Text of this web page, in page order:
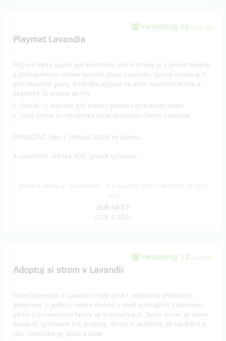
remaining 16 from 20
Playmat Lavandia
Měj své karty budov pod kontrolou. Horní strana je z jemné tkaniny
s plnobarevným tiskem herního plánu Lavandie, spodní strana je z
protiskluzové gumy. Podložka vypadá na stole naprosto skvěle a
okamžitě tě vtáhne do hry.
Získáš 1x playmat pro stabilní polohu tvých karet budov.
Jako bonus 1x vstupenka na levandulovou farmu Lavandia.
DORUČENÍ: říjen / listopad 2026 na adresu.
A vánočního Ježíška máš, prostě vyřešeno.
EUR 49.57
(CZK 1,200)
remaining 12 from 20
Adoptuj si strom v Lavandii
Chceš zanechat v Lavandii trvalý otisk? Jedinečná příležitost
adoptovat si jeden z našich stromů v nově vznikajícím Sakurovém
parku u Levandulové farmy ve Starovičkách. Tento strom se stane
živoucím symbolem tvé podpory. Strom ti ukážeme při návštěvě u
nás, označíme jej spolu a bude.